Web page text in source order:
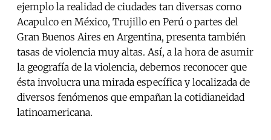
ejemplo la realidad de ciudades tan diversas como
Acapulco en México, Trujillo en Perú o partes del
Gran Buenos Aires en Argentina, presenta también
tasas de violencia muy altas. Así, a la hora de asumir
la geografía de la violencia, debemos reconocer que
ésta involucra una mirada específica y localizada de
diversos fenómenos que empañan la cotidianeidad
latinoamericana.